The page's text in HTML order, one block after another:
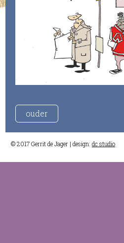
ouder
© 2017 Gerrit de Jager | design: dc studio